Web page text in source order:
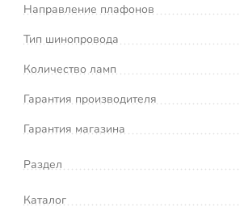
Направление плафонов
Тип шинопровода
Количество ламп
Гарантия производителя
Гарантия магазина
Раздел
Каталог